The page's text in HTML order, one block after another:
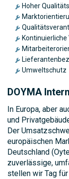
Hoher
Umweltschutz
DOYMA
In Europa, aber
und
Der
europäischen
Deutschland
zuverlässige,
stellen wir Tag für